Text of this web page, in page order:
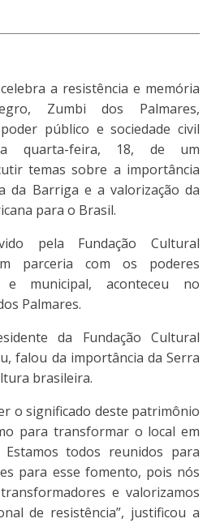
a resistência e memória
Zumbi dos Palmares,
público e sociedade civil
quarta-feira, 18, de um
temas sobre a importância
da Barriga e a valorização da
para o Brasil.
pela Fundação Cultural
parceria com os poderes
e municipal, aconteceu no
Palmares.
da Fundação Cultural
falou da importância da Serra
brasileira.
o significado deste patrimônio
para transformar o local em
Estamos todos reunidos para
para esse fomento, pois nós
e valorizamos
de resistência”, justificou a